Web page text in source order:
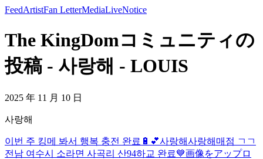
FeedArtistFan LetterMediaLiveNotice
The KingDomコミュニティの
投稿 - 사랑해 - LOUIS
2025 年 11 月 10 日
사랑해
이번 주 킹메 봐서 행복 충전 완료🔋💕사랑해사랑해 매점 ㄱㄱ
전남 여수시 소라면 사곡리 산94하교 완료💙画像をアップロ